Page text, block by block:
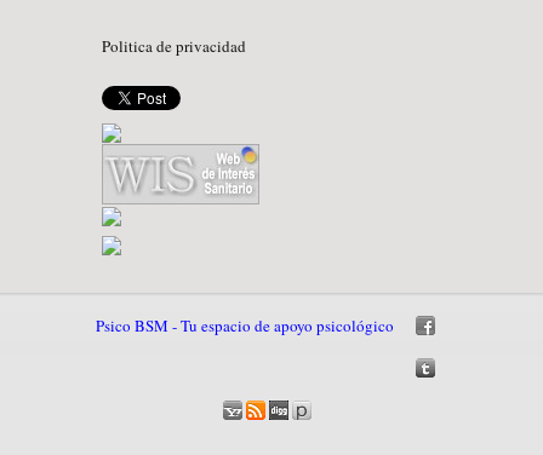
Politica de privacidad
Psico BSM - Tu espacio de apoyo psicológico